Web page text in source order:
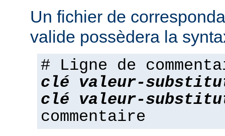
Un fichier de
valide possèdera la
# Ligne de
clé
valeur-
clé
valeur-
commentaire